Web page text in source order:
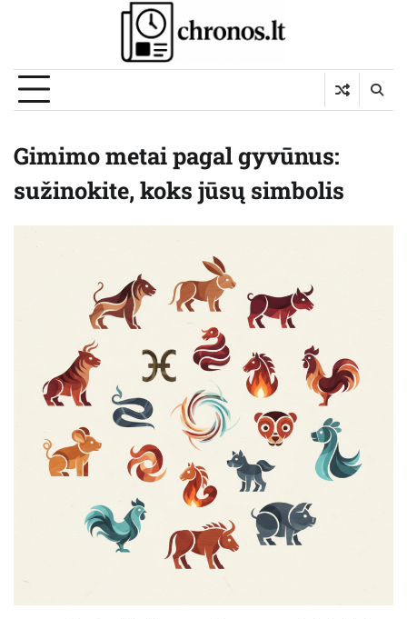
Gimimo metai pagal gyvūnus:
sužinokite, koks jūsų simbolis